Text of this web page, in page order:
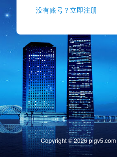
没有账号？立即注册
Copyright ©2026pigv5.com